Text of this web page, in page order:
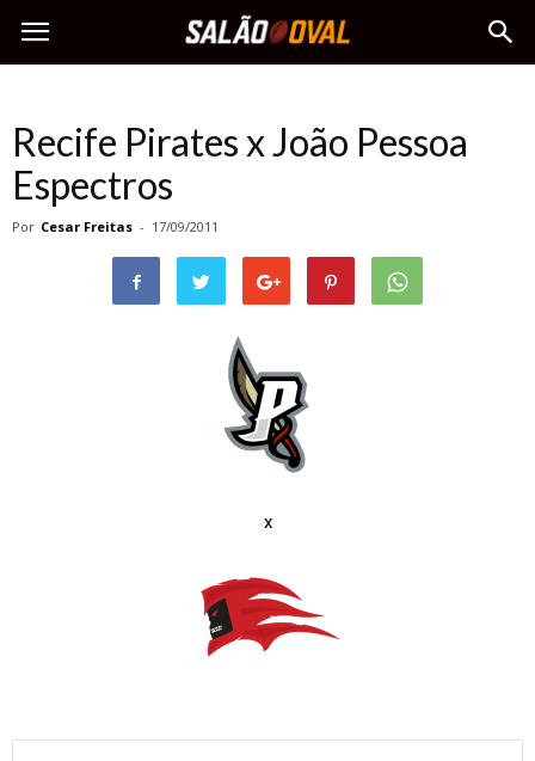
Recife Pirates x João Pessoa
Espectros
Por Cesar Freitas - 17/09/2011
x